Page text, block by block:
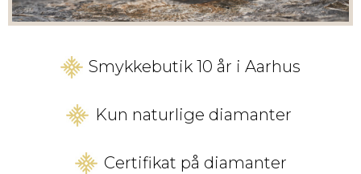
Smykkebutik 10 år i Aarhus
Kun naturlige diamanter
Certifikat på diamanter